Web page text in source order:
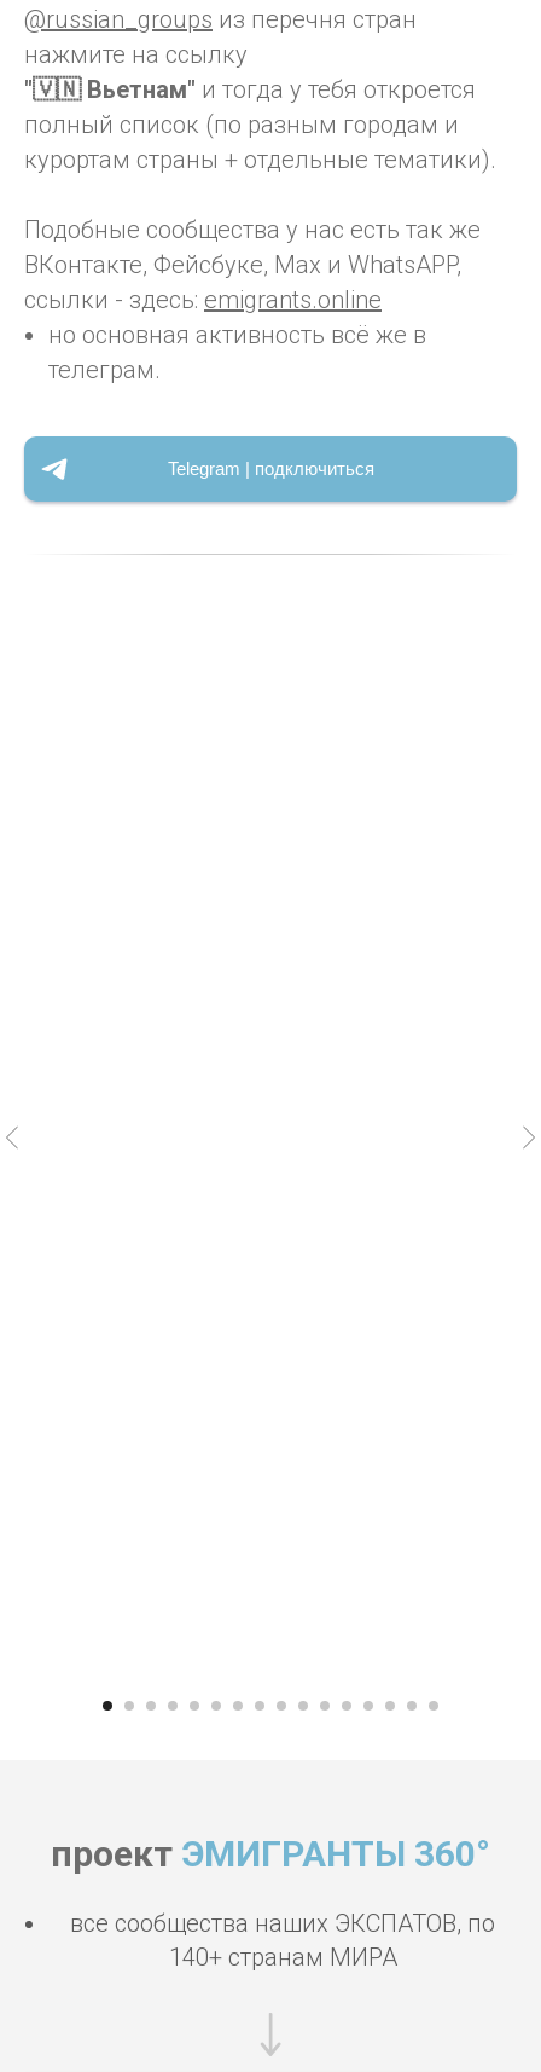
@russian_groups из перечня стран
нажмите на ссылку
"🇻🇳 Вьетнам" и тогда у тебя откроется
полный список (по разным городам и
курортам страны + отдельные тематики).
Подобные сообщества у нас есть так же
ВКонтакте, Фейсбуке, Max и WhatsAPP,
ссылки - здесь: emigrants.online
но основная активность всё же в
телеграм.
Telegram | подключиться
проект ЭМИГРАНТЫ 360°
все сообщества наших ЭКСПАТОВ, по
140+ странам МИРА